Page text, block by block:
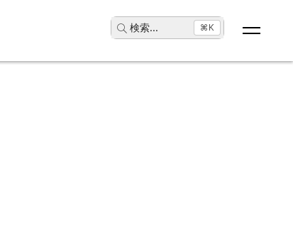
検索... ⌘K